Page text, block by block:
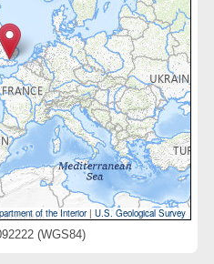
of the Interior|U.S. Geological Survey
(WGS84)